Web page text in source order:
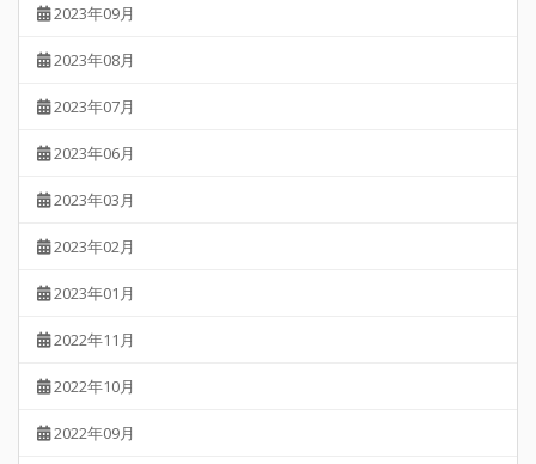
2023年09月
2023年08月
2023年07月
2023年06月
2023年03月
2023年02月
2023年01月
2022年11月
2022年10月
2022年09月